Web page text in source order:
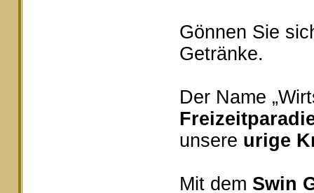
Gönnen Sie
Getränke.
Der Name
unsere urige
Mit dem Swin